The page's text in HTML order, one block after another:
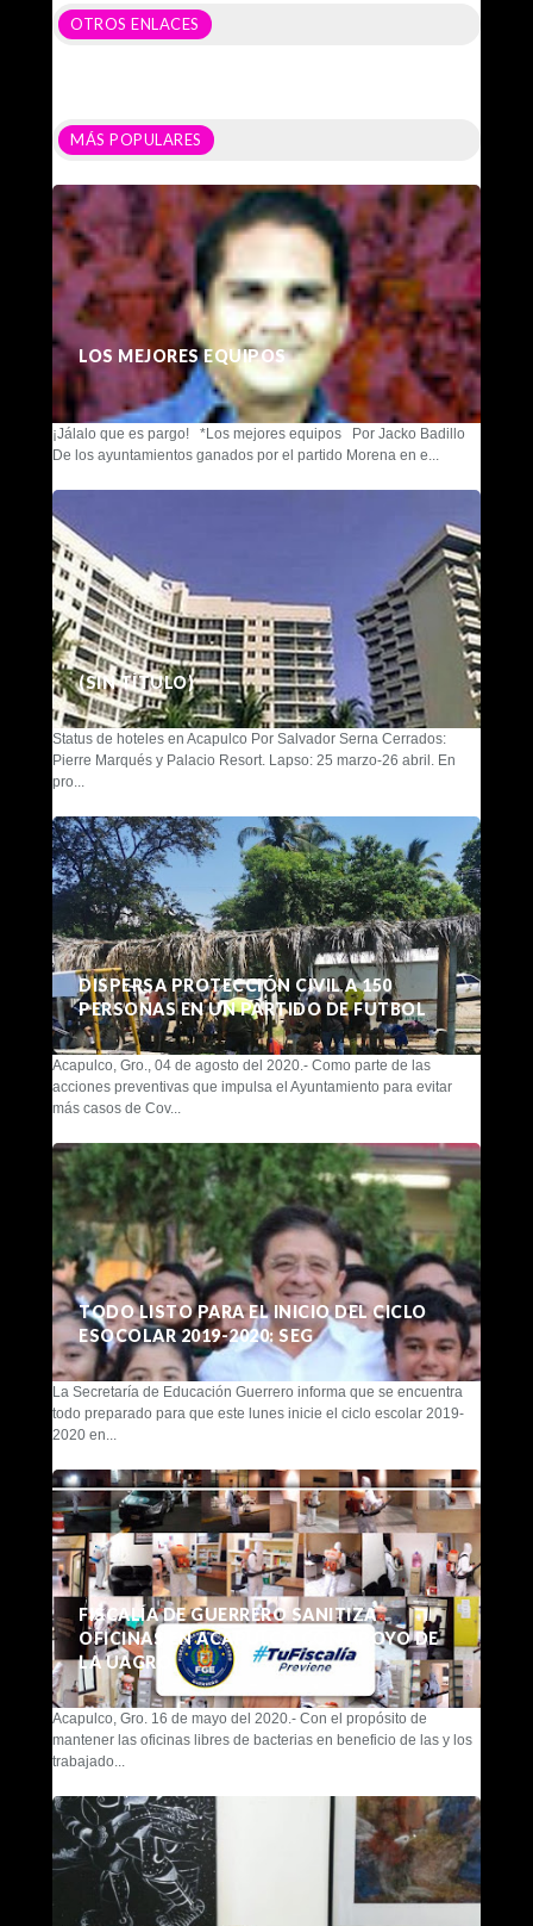
OTROS ENLACES
MÁS POPULARES
LOS MEJORES EQUIPOS
¡Jálalo que es pargo! *Los mejores equipos Por Jacko Badillo
De los ayuntamientos ganados por el partido Morena en e...
(SIN TÍTULO)
Status de hoteles en Acapulco Por Salvador Serna Cerrados:
Pierre Marqués y Palacio Resort. Lapso: 25 marzo-26 abril. En
pro...
DISPERSA PROTECCIÓN CIVIL A 150
PERSONAS EN UN PARTIDO DE FUTBOL
Acapulco, Gro., 04 de agosto del 2020.- Como parte de las
acciones preventivas que impulsa el Ayuntamiento para evitar
más casos de Cov...
TODO LISTO PARA EL INICIO DEL CICLO
ESOCOLAR 2019-2020: SEG
La Secretaría de Educación Guerrero informa que se encuentra
todo preparado para que este lunes inicie el ciclo escolar 2019-
2020 en...
FISCALÍA DE GUERRERO SANITIZA
OFICINAS EN ACAPULCO CON APOYO DE
LA UAGRO
Acapulco, Gro. 16 de mayo del 2020.- Con el propósito de
mantener las oficinas libres de bacterias en beneficio de las y los
trabajado...